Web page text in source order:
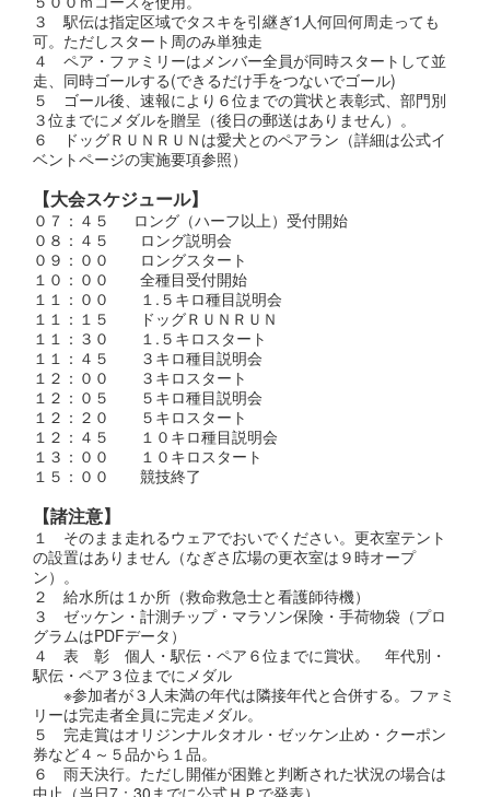
３ 駅伝は指定区域でタスキを引継ぎ1人何回何周走っても
可。ただしスタート周のみ単独走
４ ペア・ファミリーはメンバー全員が同時スタートして並
走、同時ゴールする(できるだけ手をつないでゴール)
５ ゴール後、速報により６位までの賞状と表彰式、部門別
３位までにメダルを贈呈（後日の郵送はありません）。
６ ドッグＲＵＮＲＵＮは愛犬とのペアラン（詳細は公式イ
ベントページの実施要項参照）
【大会スケジュール】
０７：４５ ロング（ハーフ以上）受付開始
０８：４５ ロング説明会
０９：００ ロングスタート
１０：００ 全種目受付開始
１１：００ １.５キロ種目説明会
１１：１５ ドッグＲＵＮＲＵＮ
１１：３０ １.５キロスタート
１１：４５ ３キロ種目説明会
１２：００ ３キロスタート
１２：０５ ５キロ種目説明会
１２：２０ ５キロスタート
１２：４５ １０キロ種目説明会
１３：００ １０キロスタート
１５：００ 競技終了
【諸注意】
１ そのまま走れるウェアでおいでください。更衣室テント
の設置はありません（なぎさ広場の更衣室は９時オープ
ン）。
２ 給水所は１か所（救命救急士と看護師待機）
３ ゼッケン・計測チップ・マラソン保険・手荷物袋（プロ
グラムはPDFデータ）
４ 表 彰 個人・駅伝・ペア６位までに賞状。 年代別・
駅伝・ペア３位までにメダル
※参加者が３人未満の年代は隣接年代と合併する。ファミ
リーは完走者全員に完走メダル。
５ 完走賞はオリジンナルタオル・ゼッケン止め・クーポン
券など４～５品から１品。
６ 雨天決行。ただし開催が困難と判断された状況の場合は